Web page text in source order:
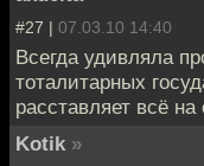
#27 | 07.03.10 14:40
Всегда удивляла
тоталитарных
расставляет всё
Kotik »